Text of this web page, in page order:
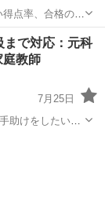
点率、合格の実
なるケースが多
す。
まで対応：元科
庭教師
7月25日
助けをしたいと